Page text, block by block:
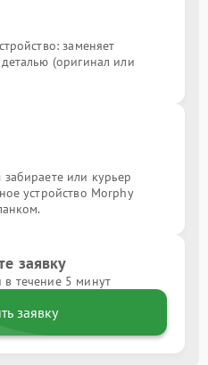
заменяет
(оригинал или
или курьер
устройство Morphy
заявку
течение 5 минут
заявку